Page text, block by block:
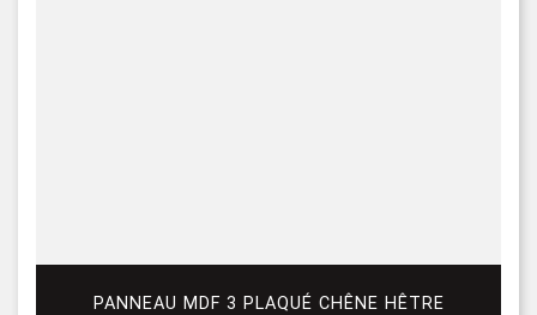
PANNEAU MDF 3 PLAQUÉ CHÊNE HÊTRE